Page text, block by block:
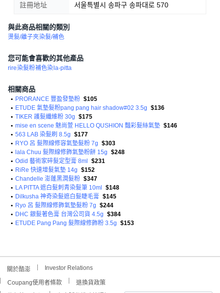
註冊地址 서울특별시 송파구 송파대로 570
與此商品相關的類別
燙髮/離子夾染髮/補色
您可能會喜歡的其他產品
rire染髮粉補色染la-pitta
相關商品
• PRORANCE 豐盈發墊粉 $105
• ETUDE 氣墊髮粉pang pang hair shadow#02 3.5g $136
• TIKER 護髮纖維粉 30g $175
• mise en scene 魅尚萱 HELLO QUSHION 豔彩髮絲氣墊 $146
• 563 LAB 染髮刷 8.5g $177
• RYO 呂 髮際線修容氣墊髮粉 7g $303
• lala Chuu 髮際線修飾氣墊粉餅 15g $248
• Odid 藝術家碎髮定型膏 8ml $231
• RiRe 快速增髮氣墊 14g $152
• Chandelle 澎蓬黑潤髮粉 $347
• LA PITTA 遮白髮刺青染髮筆 10ml $148
• Dilkusha 神奇染髮遮白髮睫毛膏 $145
• Ryo 呂 髮際線修飾氣墊髮粉 7g $244
• DHC 銀髮著色膏 台灣公司貨 4.5g $384
• ETUDE Pang Pang 髮際線修飾粉 3.5g $153
關於酷澎 Investor Relations
Coupang使用者條款
退換貨政策